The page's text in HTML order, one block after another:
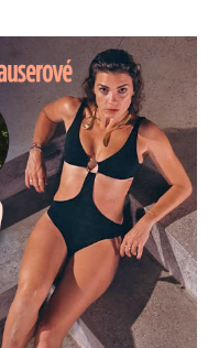
že to táta nevidí